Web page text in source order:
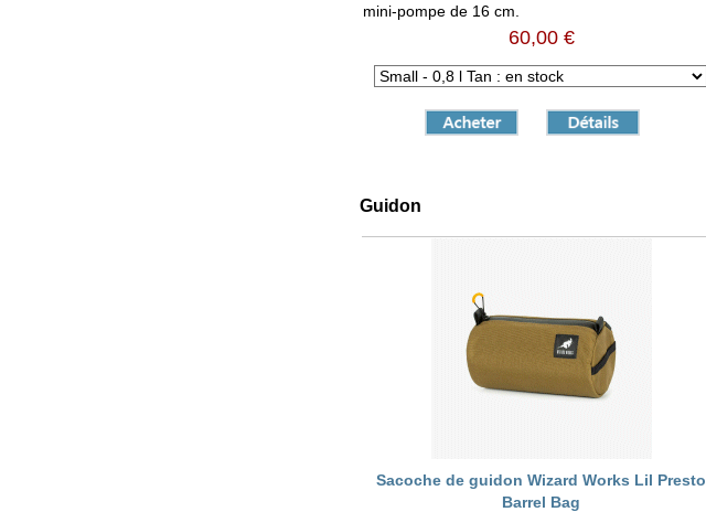
mini-pompe de 16 cm.
60,00 €
Guidon
Sacoche de guidon Wizard Works Lil Presto
Barrel Bag